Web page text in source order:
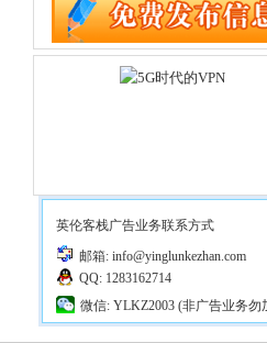
英伦客栈广告业务联系方式
邮箱: info@yinglunkezhan.com
QQ: 1283162714
微信: YLKZ2003 (非广告业务勿